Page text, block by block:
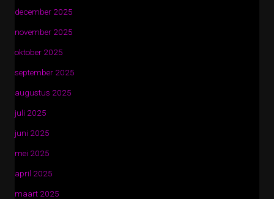
december 2025
november 2025
oktober 2025
september 2025
augustus 2025
juli 2025
juni 2025
mei 2025
april 2025
maart 2025